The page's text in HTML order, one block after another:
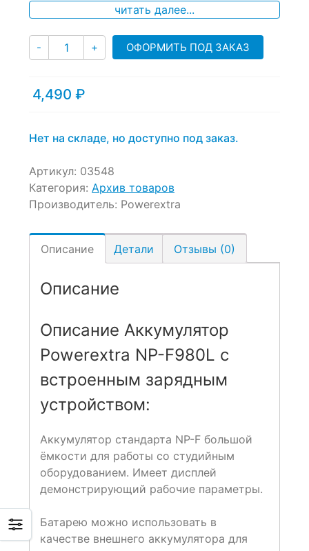
ratings
читать далее...
- Количество
+ ОФОРМИТЬ ПОД ЗАКАЗ
4,490 ₽
Нет на складе, но доступно под заказ.
Артикул: 03548
Категория: Архив товаров
Производитель: Powerextra
Описание Детали Отзывы (0)
Описание
Описание Аккумулятор
Powerextra NP-F980L с
встроенным зарядным
устройством:
Аккумулятор стандарта NP-F большой
ёмкости для работы со студийным
оборудованием. Имеет дисплей
демонстрирующий рабочие параметры.
Батарею можно использовать в
качестве внешнего аккумулятора для